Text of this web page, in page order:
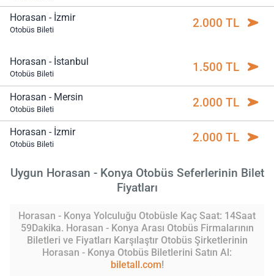
Horasan - İzmir
Otobüs Bileti 2.000 TL
Horasan - İstanbul
Otobüs Bileti 1.500 TL
Horasan - Mersin
Otobüs Bileti 2.000 TL
Horasan - İzmir
Otobüs Bileti 2.000 TL
Uygun Horasan - Konya Otobüs Seferlerinin Bilet
Fiyatları
Horasan - Konya Yolculuğu Otobüsle Kaç Saat: 14Saat
59Dakika. Horasan - Konya Arası Otobüs Firmalarının
Biletleri ve Fiyatları Karşılaştır Otobüs Şirketlerinin
Horasan - Konya Otobüs Biletlerini Satın Al:
biletall.com!